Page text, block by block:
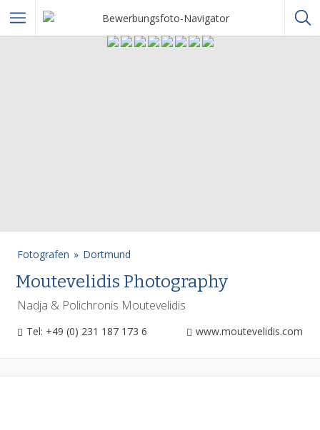
Fotografen Dortmund
Moutevelidis Photography
Nadja & Polichronis Moutevelidis
Tel: +49 (0) 231 187 173 6 www.moutevelidis.com